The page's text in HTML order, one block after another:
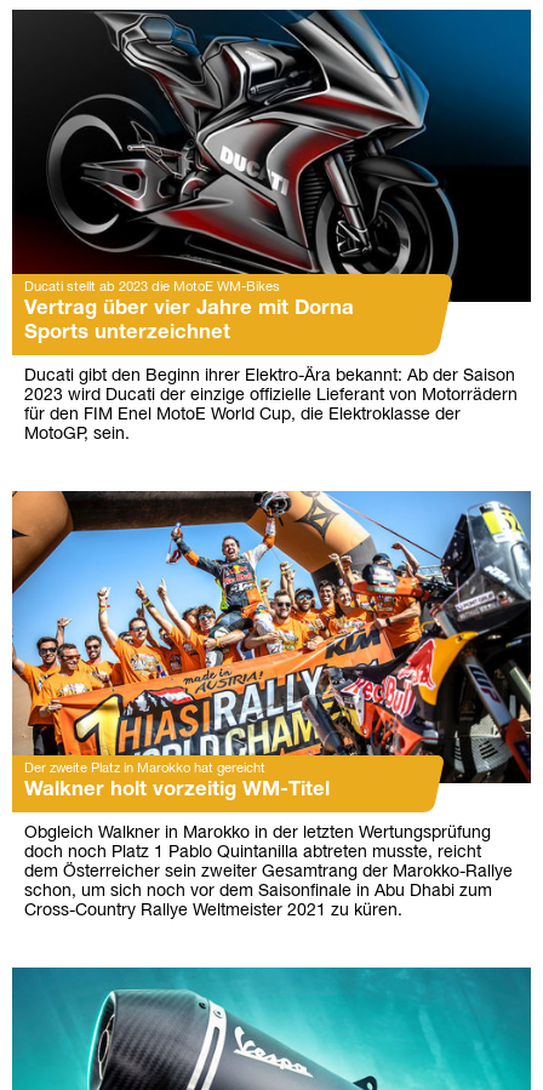
Ducati stellt ab 2023 die MotoE WM-Bikes
Vertrag über vier Jahre mit Dorna
Sports unterzeichnet
Ducati gibt den Beginn ihrer Elektro-Ära bekannt: Ab der Saison
2023 wird Ducati der einzige offizielle Lieferant von Motorrädern
für den FIM Enel MotoE World Cup, die Elektroklasse der
MotoGP, sein.
Der zweite Platz in Marokko hat gereicht
Walkner holt vorzeitig WM-Titel
Obgleich Walkner in Marokko in der letzten Wertungsprüfung
doch noch Platz 1 Pablo Quintanilla abtreten musste, reicht
dem Österreicher sein zweiter Gesamtrang der Marokko-Rallye
schon, um sich noch vor dem Saisonfinale in Abu Dhabi zum
Cross-Country Rallye Weltmeister 2021 zu küren.